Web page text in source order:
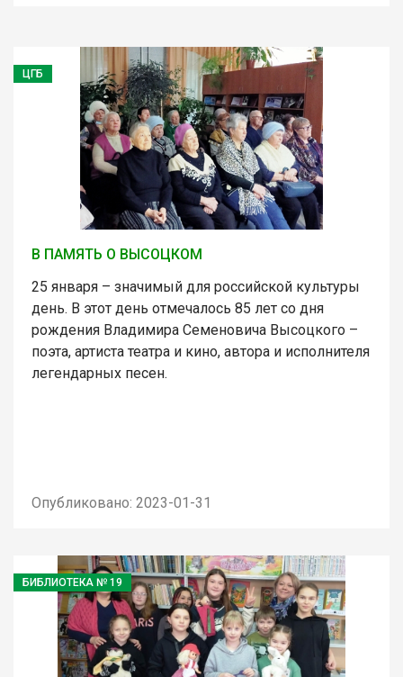
ЦГБ
В ПАМЯТЬ О ВЫСОЦКОМ
25 января – значимый для российской культуры
день. В этот день отмечалось 85 лет со дня
рождения Владимира Семеновича Высоцкого –
поэта, артиста театра и кино, автора и исполнителя
легендарных песен.
Опубликовано: 2023-01-31
БИБЛИОТЕКА № 19